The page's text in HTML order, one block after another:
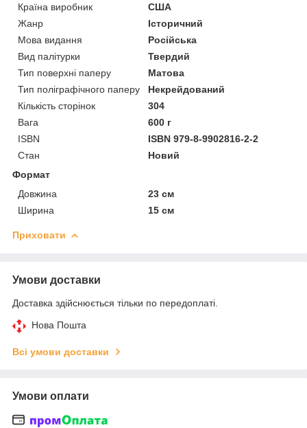
Країна виробник
США
Жанр
Історичний
Мова видання
Російська
Вид палітурки
Твердий
Тип поверхні паперу
Матова
Тип поліграфічного паперу
Некрейдований
Кількість сторінок
304
Вага
600 г
ISBN
ISBN 979-8-9902816-2-2
Стан
Новий
Формат
Довжина
23 см
Ширина
15 см
Приховати
Умови доставки
Доставка здійснюється тільки по передоплаті.
Нова Пошта
Всі умови доставки
Умови оплати